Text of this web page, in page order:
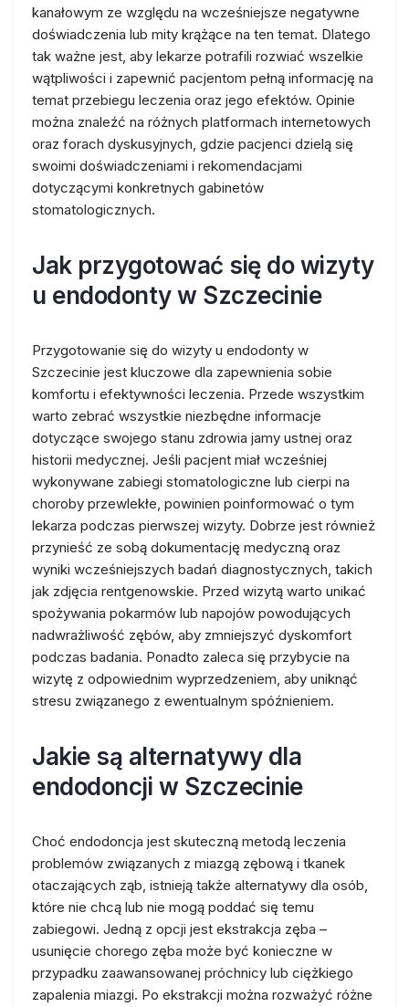
kanałowym ze względu na wcześniejsze negatywne
doświadczenia lub mity krążące na ten temat. Dlatego
tak ważne jest, aby lekarze potrafili rozwiać wszelkie
wątpliwości i zapewnić pacjentom pełną informację na
temat przebiegu leczenia oraz jego efektów. Opinie
można znaleźć na różnych platformach internetowych
oraz forach dyskusyjnych, gdzie pacjenci dzielą się
swoimi doświadczeniami i rekomendacjami
dotyczącymi konkretnych gabinetów
stomatologicznych.
Jak przygotować się do wizyty
u endodonty w Szczecinie
Przygotowanie się do wizyty u endodonty w
Szczecinie jest kluczowe dla zapewnienia sobie
komfortu i efektywności leczenia. Przede wszystkim
warto zebrać wszystkie niezbędne informacje
dotyczące swojego stanu zdrowia jamy ustnej oraz
historii medycznej. Jeśli pacjent miał wcześniej
wykonywane zabiegi stomatologiczne lub cierpi na
choroby przewlekłe, powinien poinformować o tym
lekarza podczas pierwszej wizyty. Dobrze jest również
przynieść ze sobą dokumentację medyczną oraz
wyniki wcześniejszych badań diagnostycznych, takich
jak zdjęcia rentgenowskie. Przed wizytą warto unikać
spożywania pokarmów lub napojów powodujących
nadwrażliwość zębów, aby zmniejszyć dyskomfort
podczas badania. Ponadto zaleca się przybycie na
wizytę z odpowiednim wyprzedzeniem, aby uniknąć
stresu związanego z ewentualnym spóźnieniem.
Jakie są alternatywy dla
endodoncji w Szczecinie
Choć endodoncja jest skuteczną metodą leczenia
problemów związanych z miazgą zębową i tkanek
otaczających ząb, istnieją także alternatywy dla osób,
które nie chcą lub nie mogą poddać się temu
zabiegowi. Jedną z opcji jest ekstrakcja zęba –
usunięcie chorego zęba może być konieczne w
przypadku zaawansowanej próchnicy lub ciężkiego
zapalenia miazgi. Po ekstrakcji można rozważyć różne